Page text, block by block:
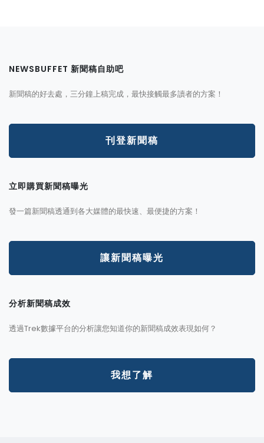
NEWSBUFFET 新聞稿自助吧
新聞稿的好去處，三分鐘上稿完成，最快接觸最多讀者的方案！
刊登新聞稿
立即購買新聞稿曝光
發一篇新聞稿透通到各大媒體的最快速、最便捷的方案！
讓新聞稿曝光
分析新聞稿成效
透過Trek數據平台的分析讓您知道你的新聞稿成效表現如何？
我想了解